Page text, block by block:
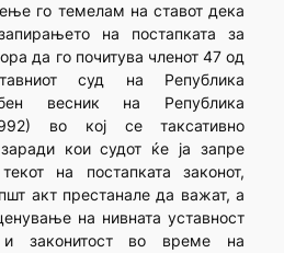
го темелам на ставот дека
на постапката за
да го почитува членот 47 од
суд на Република
весник на Република
во кој се таксативно
кои судот ќе ја запре
на постапката законот,
акт престанале да важат, а
на нивната уставност
и законитост во време на